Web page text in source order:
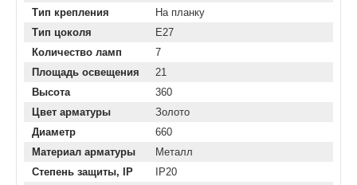
Тип крепления
На планку
Тип цоколя
E27
Количество ламп
7
Площадь освещения
21
Высота
360
Цвет арматуры
Золото
Диаметр
660
Материал арматуры
Металл
Степень защиты, IP
IP20